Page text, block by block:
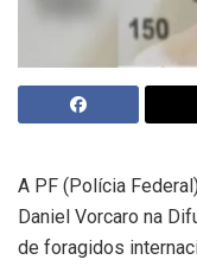
A PF (Polícia
Daniel Vorcaro na
de foragidos